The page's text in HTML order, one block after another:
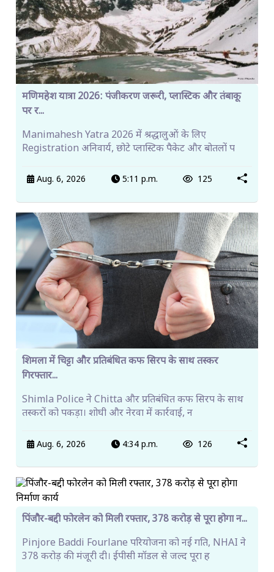
मणिमहेश यात्रा 2026: पंजीकरण जरूरी, प्लास्टिक और तंबाकू
पर र...
Manimahesh Yatra 2026 में श्रद्धालुओं के लिए
Registration अनिवार्य, छोटे प्लास्टिक पैकेट और बोतलों प
Aug. 6, 2026 5:11 p.m. 125
शिमला में चिट्टा और प्रतिबंधित कफ सिरप के साथ तस्कर
गिरफ्तार...
Shimla Police ने Chitta और प्रतिबंधित कफ सिरप के साथ
तस्करों को पकड़ा। शोघी और नेरवा में कार्रवाई, न
Aug. 6, 2026 4:34 p.m. 126
पिंजौर-बद्दी फोरलेन को मिली रफ्तार, 378 करोड़ से पूरा होगा न...
Pinjore Baddi Fourlane परियोजना को नई गति, NHAI ने
378 करोड़ की मंजूरी दी। ईपीसी मॉडल से जल्द पूरा ह